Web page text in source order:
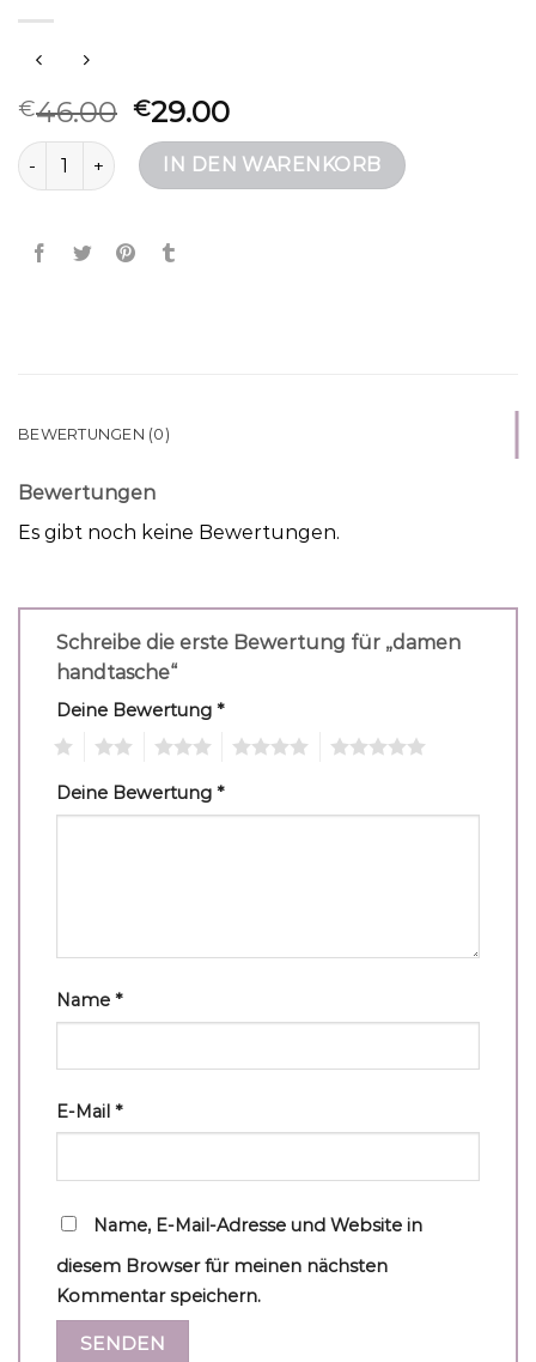
€46.00 €29.00
damen handtasche MengeIN DEN WARENKORB
BEWERTUNGEN (0)
Bewertungen
Es gibt noch keine Bewertungen.
Schreibe die erste Bewertung für „damen
handtasche“
Deine Bewertung *
Deine Bewertung *
Name *
E-Mail *
Name, E-Mail-Adresse und Website in
diesem Browser für meinen nächsten
Kommentar speichern.